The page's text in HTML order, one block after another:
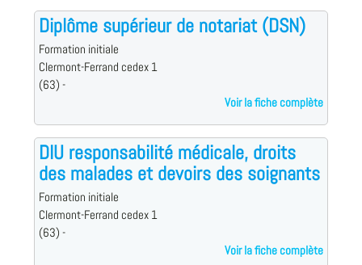
Diplôme supérieur de notariat (DSN)
Formation initiale
Clermont-Ferrand cedex 1
(63) -
Voir la fiche complète
DIU responsabilité médicale, droits
des malades et devoirs des soignants
Formation initiale
Clermont-Ferrand cedex 1
(63) -
Voir la fiche complète